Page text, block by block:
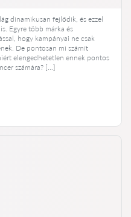
dinamikusan fejlődik, és ezzel
Egyre több márka és
hogy kampányai ne csak
De pontosan mi számít
elengedhetetlen ennek pontos
számára? […]